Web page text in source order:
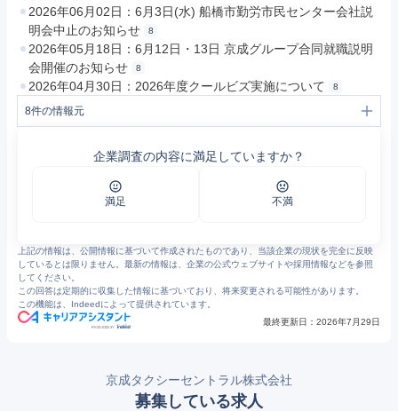
2026年06月02日：6月3日(水) 船橋市勤労市民センター会社説
明会中止のお知らせ
8
2026年05月18日：6月12日・13日 京成グループ合同就職説明
会開催のお知らせ
8
2026年04月30日：2026年度クールビズ実施について 8
8件の情報元
介護タクシー・陣痛タクシー | 京成タクシーセントラル
定額制タクシー | 京成タクシーセントラル
路線バス・コミュニティバス | 京成タクシーセントラル
企業調査の内容に満足していますか？
満足 不満
上記の情報は、公開情報に基づいて作成されたものであり、当該企業の現状を完全に反映
しているとは限りません。最新の情報は、企業の公式ウェブサイトや採用情報などを参照
してください。
この回答は定期的に収集した情報に基づいており、将来変更される可能性があります。
この機能は、Indeedによって提供されています。
最終更新日： 2026年7月29日
京成タクシーセントラル株式会社
募集している求人